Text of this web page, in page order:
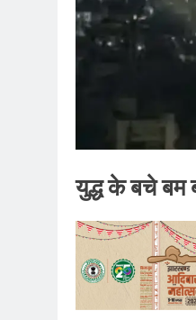
युद्ध के बचे बम